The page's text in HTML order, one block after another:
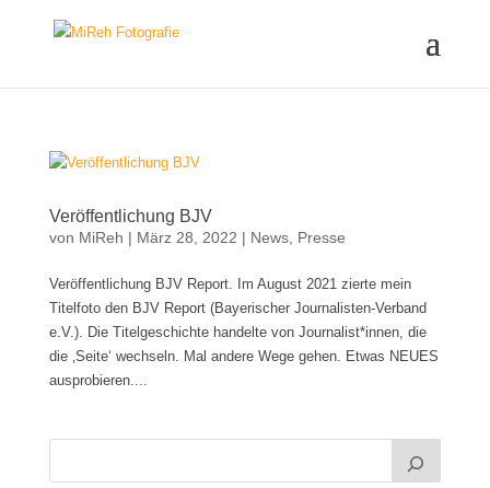
Veröffentlichung BJV
von MiReh | März 28, 2022 | News, Presse
Veröffentlichung BJV Report. Im August 2021 zierte mein
Titelfoto den BJV Report (Bayerischer Journalisten-Verband
e.V.). Die Titelgeschichte handelte von Journalist*innen, die
die ‚Seite‘ wechseln. Mal andere Wege gehen. Etwas NEUES
ausprobieren....